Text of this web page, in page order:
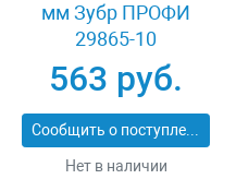
мм Зубр ПРОФИ
29865-10
563 руб.
Сообщить о поступлении
Нет в наличии